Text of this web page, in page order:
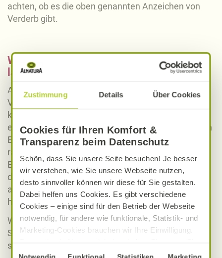
Zustimmung Details Über Cookies
Cookies für Ihren Komfort &
Transparenz beim Datenschutz
Schön, dass Sie unsere Seite besuchen! Je besser
wir verstehen, wie Sie unsere Webseite nutzen,
desto sinnvoller können wir diese für Sie gestalten.
Dabei helfen uns Cookies. Es gibt verschiedene
Cookies – einige sind für den Betrieb der Webseite
notwendig, für andere wie funktionale, Statistik- und
Marketing-Cookies brauchen wir Ihre Einwilligung.
Das optimale Nutzererlebnis erhalten Sie, wenn Sie
„Alle Cookies erlauben“ anklicken. Ihre Einwilligung
Einwilligungsauswahl
achten, ob es die oben genannten Anzeichen von
Verderb gibt.
Wie kann man Erdnüsse am besten
lagern?
Am besten lagern Sie Erdnüsse in der Original-
Verpackung an einem trockenen, dunklen und
konstant kühlen Ort. Ein trockener Kellerraum oder
eine Speisekammer eignen sich am besten. Werden
Erdnüsse zu warm gelagert, werden sie schnell
ranzig. Unter diesen Bedingungen können Sie
Erdnüsse für mehrere Monate aufbewahren. Sind
die Erdnüsse zerkleinert oder die Packung
angebrochen, dann sind die Erdnüsse weniger lang
haltbar.
Wollen Sie die Haltbarkeit verlängern, dann können
Sie Erdnüsse auch einfrieren. Im Tiefkühler halten
sich die Erdnüsse bis zu einem Jahr.